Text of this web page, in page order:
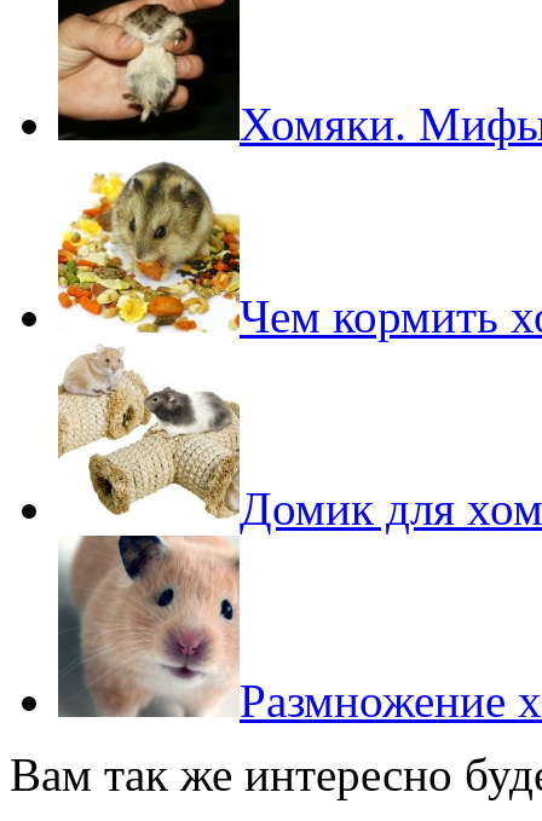
Хомяки. Мифы
Чем кормить
Домик для
Размножение
Вам так же интересно